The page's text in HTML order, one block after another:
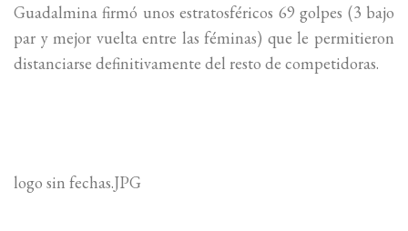
Guadalmina firmó unos estratosféricos 69 golpes (3 bajo
par y mejor vuelta entre las féminas) que le permitieron
distanciarse definitivamente del resto de competidoras.
logo sin fechas.JPG